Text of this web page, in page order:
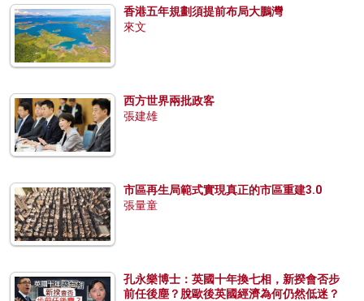
香港五年規劃須提前布局大鵬灣
來文
西方世界兩批政客
張建雄
市區再生局範式實現真正的市區重建3.0
張量童
孔永樂博士：英國十年換七相，新揆會否步
前任後塵？脫歐後英國經濟為何仍然低迷？